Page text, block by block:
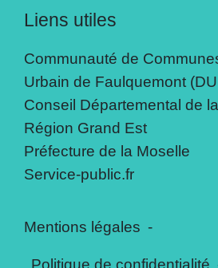
Liens utiles
Communauté de
Urbain de Faulquemont
Conseil Départemental de
Région Grand Est
Préfecture de la Moselle
Service-public.fr
Mentions légales -
Politique de confidentialité